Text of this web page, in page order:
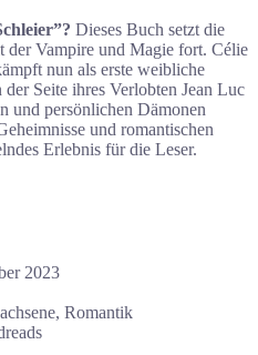
Dieses Buch setzt die
der Vampire und Magie fort. Célie
nun als erste weibliche
Seite ihres Verlobten Jean Luc
und persönlichen Dämonen
und romantischen
Erlebnis für die Leser.
2023
Romantik